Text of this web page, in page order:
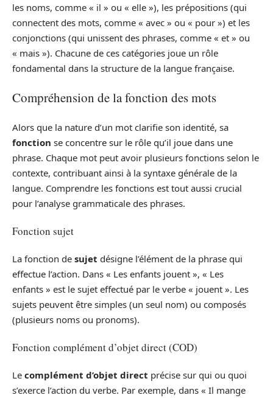
les noms, comme « il » ou « elle »), les prépositions (qui
connectent des mots, comme « avec » ou « pour ») et les
conjonctions (qui unissent des phrases, comme « et » ou
« mais »). Chacune de ces catégories joue un rôle
fondamental dans la structure de la langue française.
Compréhension de la fonction des mots
Alors que la nature d’un mot clarifie son identité, sa
fonction se concentre sur le rôle qu’il joue dans une
phrase. Chaque mot peut avoir plusieurs fonctions selon le
contexte, contribuant ainsi à la syntaxe générale de la
langue. Comprendre les fonctions est tout aussi crucial
pour l’analyse grammaticale des phrases.
Fonction sujet
La fonction de sujet désigne l’élément de la phrase qui
effectue l’action. Dans « Les enfants jouent », « Les
enfants » est le sujet effectué par le verbe « jouent ». Les
sujets peuvent être simples (un seul nom) ou composés
(plusieurs noms ou pronoms).
Fonction complément d’objet direct (COD)
Le complément d’objet direct précise sur qui ou quoi
s’exerce l’action du verbe. Par exemple, dans « Il mange